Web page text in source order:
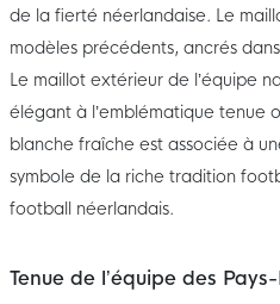
de la fierté néerlandaise. Le
modèles précédents, ancrés
Le maillot extérieur de l’équipe
élégant à l’emblématique tenue
blanche fraîche est associée à
symbole de la riche tradition
football néerlandais.
Tenue de l’équipe des